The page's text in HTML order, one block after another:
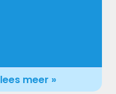
lees meer »